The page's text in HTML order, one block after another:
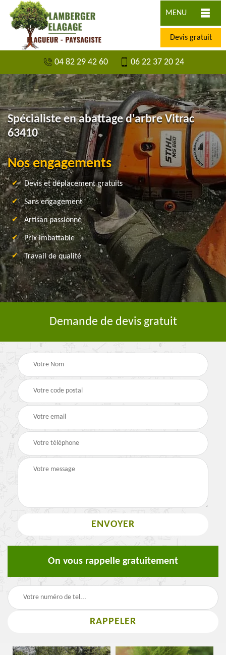
MENU
Devis gratuit
04 82 29 42 60 06 22 37 20 24
Spécialiste en abattage d'arbre Vitrac
63410
Nos engagements
Devis et déplacement gratuits
Sans engagement
Artisan passionné
Prix imbattable
Travail de qualité
Demande de devis gratuit
On vous rappelle gratuitement